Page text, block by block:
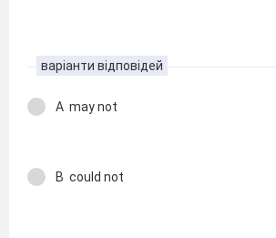
варіанти відповідей
A may not
B could not